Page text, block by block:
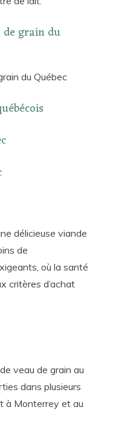
de grain du
du Québec
délicieuse viande
de
où la santé
critères d’achat
veau de grain au
dans plusieurs
à Monterrey et au